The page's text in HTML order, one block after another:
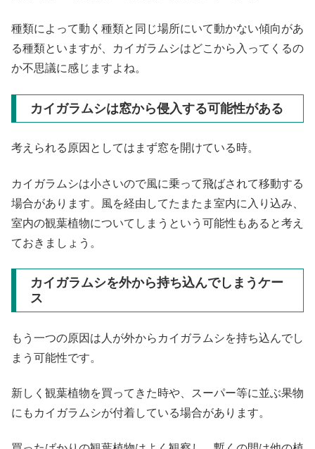
種類によって動く種類と同じ場所にいて動かない傾向があ
る種類といますが、カイガラムシはどこから入ってくるの
か不思議に感じますよね。
カイガラムシは窓から侵入する可能性がある
考えられる原因としてはまず窓を開けている時。
カイガラムシは小さいので風に乗って飛ばされて移動する
場合があります。風を経由してたまたま室内に入り込み、
室内の観葉植物についてしまうという可能性もあると考え
ておきましょう。
カイガラムシを外から持ち込んでしまうケー
ス
もう一つの原因は人が外からカイガラムシを持ち込んでし
まう可能性です。
新しく観葉植物を買ってきた時や、スーパー等に並ぶ果物
にもカイガラムシが付着している場合があります。